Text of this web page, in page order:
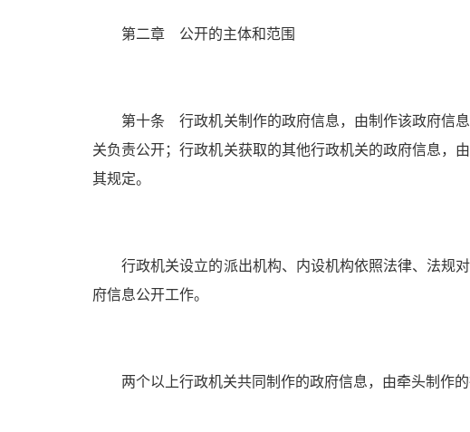
第二章 公开的主体和范围
第十条 行政机关制作的政府信息，由制作该政府信息
关负责公开；行政机关获取的其他行政机关的政府信息，
其规定。
行政机关设立的派出机构、内设机构依照法律、法规对
府信息公开工作。
两个以上行政机关共同制作的政府信息，由牵头制作的